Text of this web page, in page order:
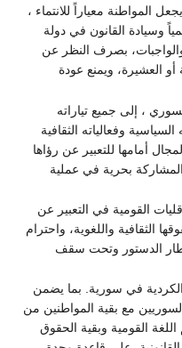
المواطنة معياراً للانتماء ،
وسيادة القانون في دولة
بصرف النظر عن
أو العشيرة، ويمنع عودة
، إلى جميع تياراته
وفعالياته الثقافية
أمامها للتعبير عن رؤاها
المشاركة بحرية في عملية
القومية في التعبير عن
الثقافية واللغوية، واحترام
إطار الدستور وتحت سقف
في سورية. بما يضمن
السوريين مع بقية المواطنين من
القومية وبقية الحقوق